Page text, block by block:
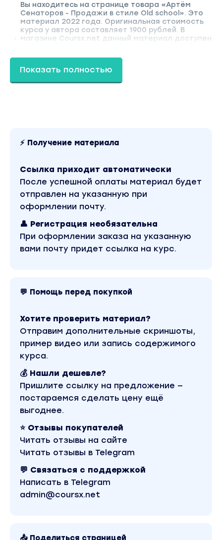
Вы находитесь на странице товара «Артём
Сенаторов - Продажи в стиле Old school». Это
материал 2022 года. Оригинальная стоимость
курса у автора составляет 1900 рублей. В
магазине Coursx.net данный материал доступен
найти через поиск по сайту.
Показать полностью
⚡ Получение материала
Ссылка приходит автоматически
После успешной оплаты материал будет
отправлен на указанную при
оформлении почту.
👤 Регистрация необязательна
При оформлении заказа на указанную
вами почту придет ссылка на курс.
💬 Помощь перед покупкой
Хотите проверить материал?
Отправим дополнительные скриншоты,
пример видео или запись содержимого
курса.
💰 Нашли дешевле?
Пришлите ссылку на предложение —
постараемся сделать цену ещё
выгоднее.
⭐ Отзывы покупателей
Читать отзывы на сайте
Читать отзывы в Telegram
💬 Связаться с поддержкой
Написать в Telegram
admin@coursx.net
📤 Поделиться страницей